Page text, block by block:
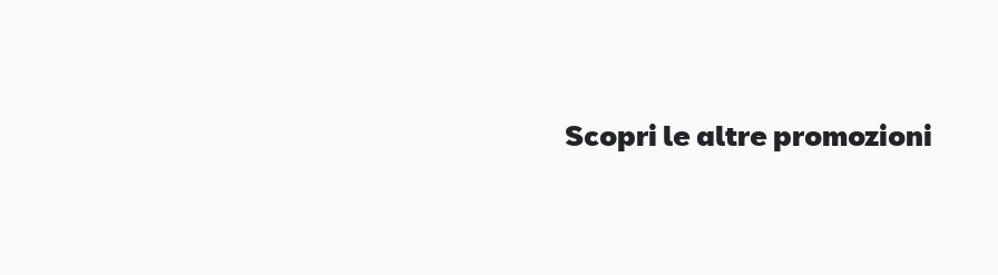
Scopri le altre promozioni